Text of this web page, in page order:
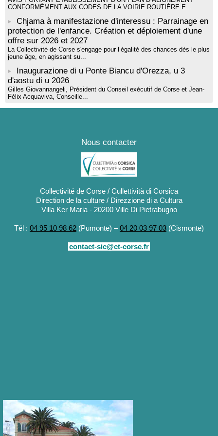
CONFORMÉMENT AUX CODES DE LA VOIRIE ROUTIÈRE E...
Chjama à manifestazione d'interessu : Parrainage en
protection de l'enfance. Création et déploiement d'une
offre sur 2026 et 2027
La Collectivité de Corse s'engage pour l’égalité des chances dès le plus
jeune âge, en agissant su...
Inaugurazione di u Ponte Biancu d'Orezza, u 3
d'aostu di u 2026
Gilles Giovannangeli, Président du Conseil exécutif de Corse et Jean-
Félix Acquaviva, Conseille...
Nous contacter
Collectivité de Corse / Cullettività di Corsica
Direction de la culture / Direzzione di a Cultura
Villa Ker Maria - 20200 Ville Di Pietrabugno
Tél : 04 95 10 98 62 (Pumonte) –04 20 03 97 03 (Cismonte)
contact-sic@ct-corse.fr